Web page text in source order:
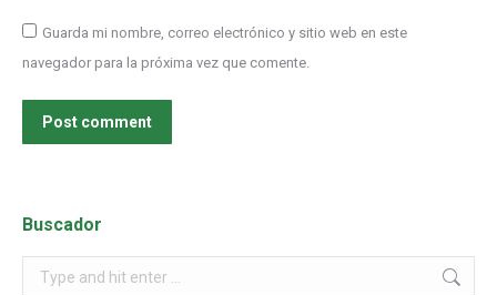
Guarda mi nombre, correo electrónico y sitio web en este
navegador para la próxima vez que comente.
Post comment
Buscador